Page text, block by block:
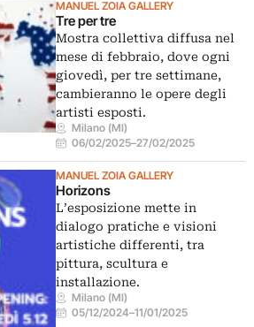
MANUEL ZOIA GALLERY
Tre per tre
Mostra collettiva diffusa nel
mese di febbraio, dove ogni
giovedì, per tre settimane,
cambieranno le opere degli
artisti esposti.
Milano (MI)
06/02/2025–27/02/2025
MANUEL ZOIA GALLERY
Horizons
L’esposizione mette in
dialogo pratiche e visioni
artistiche differenti, tra
pittura, scultura e
installazione.
Milano (MI)
05/12/2024–11/01/2025